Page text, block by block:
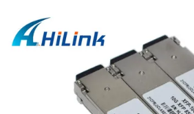
ΠΟΛΙΤΙΚΉ
ΑΠΟΡΡΉΤΟΥ